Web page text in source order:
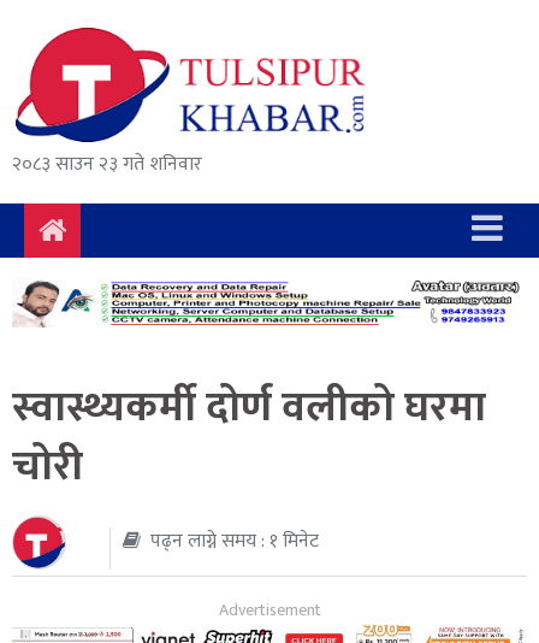
२०८३ साउन २३ गते शनिवार
समाचार
राजनीति
सुरक्षा/
अपराध
दुर्घटना
विचार
अर्थ
संवाद
मनोरञ्जन
स्वास्थ्यकर्मी दोर्ण वलीको घरमा
चोरी
पढ्न लाग्ने समय : १ मिनेट